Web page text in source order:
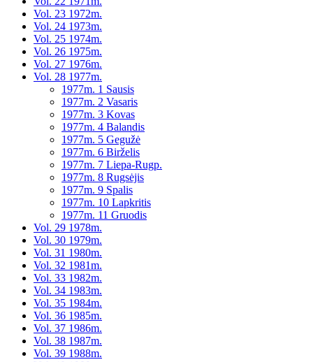
Vol. 23 1972m.
Vol. 24 1973m.
Vol. 25 1974m.
Vol. 26 1975m.
Vol. 27 1976m.
Vol. 28 1977m.
1977m. 1 Sausis
1977m. 2 Vasaris
1977m. 3 Kovas
1977m. 4 Balandis
1977m. 5 Gegužė
1977m. 6 Birželis
1977m. 7 Liepa-Rugp.
1977m. 8 Rugsėjis
1977m. 9 Spalis
1977m. 10 Lapkritis
1977m. 11 Gruodis
Vol. 29 1978m.
Vol. 30 1979m.
Vol. 31 1980m.
Vol. 32 1981m.
Vol. 33 1982m.
Vol. 34 1983m.
Vol. 35 1984m.
Vol. 36 1985m.
Vol. 37 1986m.
Vol. 38 1987m.
Vol. 39 1988m.